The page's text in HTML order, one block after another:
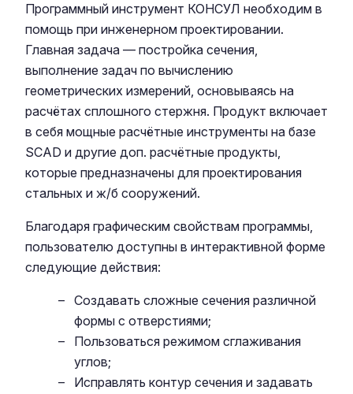
Программный инструмент КОНСУЛ необходим в
помощь при инженерном проектировании.
Главная задача — постройка сечения,
выполнение задач по вычислению
геометрических измерений, основываясь на
расчётах сплошного стержня. Продукт включает
в себя мощные расчётные инструменты на базе
SCAD и другие доп. расчётные продукты,
которые предназначены для проектирования
стальных и ж/б сооружений.
Благодаря графическим свойствам программы,
пользователю доступны в интерактивной форме
следующие действия:
Создавать сложные сечения различной
формы с отверстиями;
Пользоваться режимом сглаживания
углов;
Исправлять контур сечения и задавать